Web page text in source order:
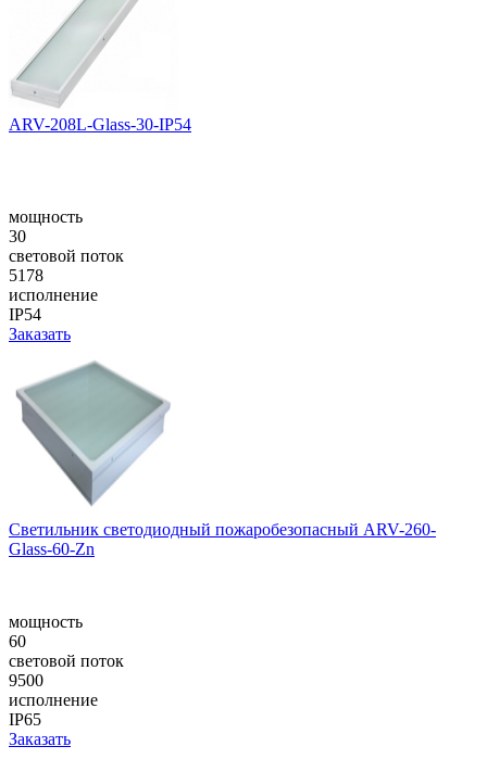
ARV-208L-Glass-30-IP54
мощность
30
световой поток
5178
исполнение
IP54
Заказать
Светильник светодиодный пожаробезопасный ARV-260-
Glass-60-Zn
мощность
60
световой поток
9500
исполнение
IP65
Заказать